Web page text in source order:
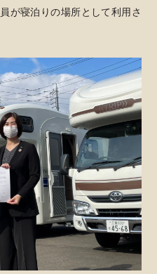
が寝泊りの場所として利用さ